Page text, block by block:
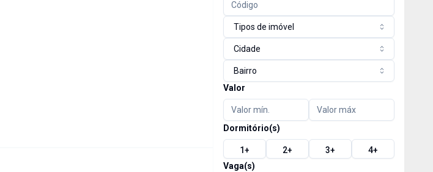
Tipos de imóvel
Cidade
Bairro
Valor
Dormitório(s)
1+ 2+ 3+ 4+
Vaga(s)